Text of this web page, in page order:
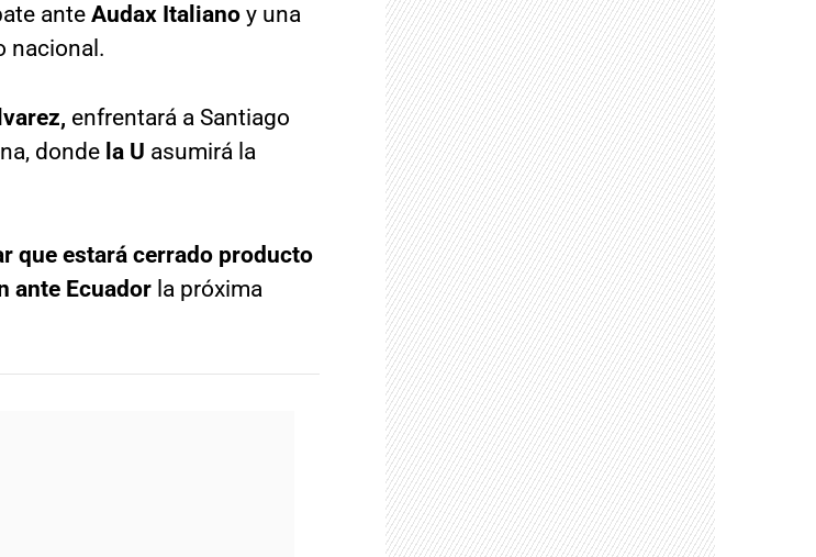
ante Audax Italiano y una
nacional.
enfrentará a Santiago
donde la U asumirá la
que estará cerrado producto
ante Ecuador la próxima